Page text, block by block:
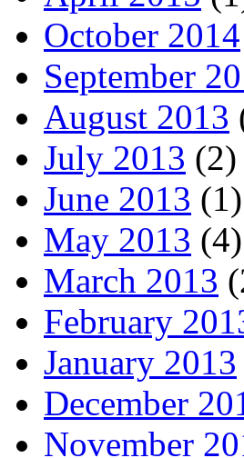
October 2014
September
August 2013
July 2013 (2)
June 2013 (1)
May 2013 (4)
March 2013
February
January 2013
December
November